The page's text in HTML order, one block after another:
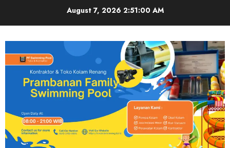
August 7, 20262:51:01 AM